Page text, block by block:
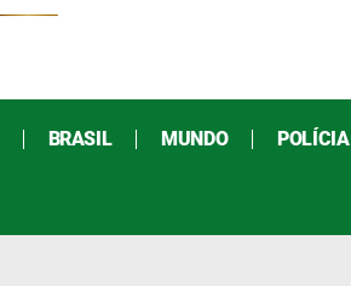
BRASIL MUNDO POLÍCIA